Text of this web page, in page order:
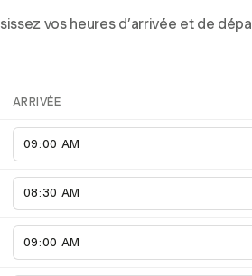
vos heures d’arrivée et de
ARRIVÉE